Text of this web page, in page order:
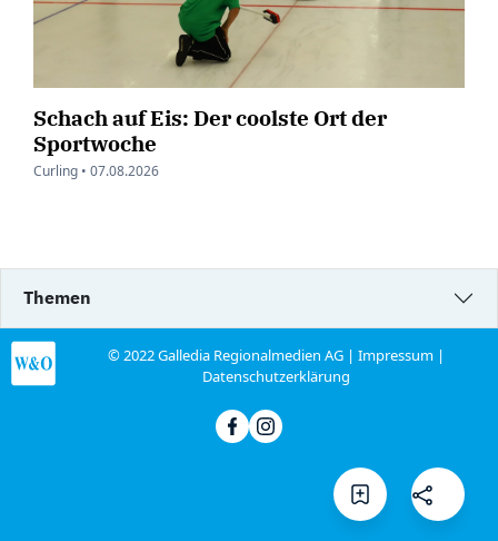
Schach auf Eis: Der coolste Ort der
Sportwoche
Curling • 07.08.2026
Themen
© 2022 Galledia Regionalmedien AG |Impressum |
Datenschutzerklärung